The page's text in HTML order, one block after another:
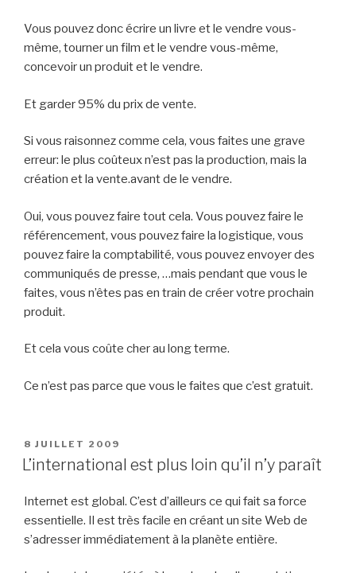
Vous pouvez donc écrire un livre et le vendre vous-
même, tourner un film et le vendre vous-même,
concevoir un produit et le vendre.
Et garder 95% du prix de vente.
Si vous raisonnez comme cela, vous faites une grave
erreur: le plus coûteux n’est pas la production, mais la
création et la vente.avant de le vendre.
Oui, vous pouvez faire tout cela. Vous pouvez faire le
référencement, vous pouvez faire la logistique, vous
pouvez faire la comptabilité, vous pouvez envoyer des
communiqués de presse, …mais pendant que vous le
faites, vous n’êtes pas en train de créer votre prochain
produit.
Et cela vous coûte cher au long terme.
Ce n’est pas parce que vous le faites que c’est gratuit.
PUBLIÉ
LE
8 JUILLET 2009
L’international est plus loin qu’il n’y paraît
Internet est global. C’est d’ailleurs ce qui fait sa force
essentielle. Il est très facile en créant un site Web de
s’adresser immédiatement à la planète entière.